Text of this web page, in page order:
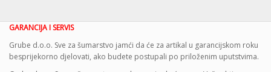
GARANCIJA I SERVIS
Grube d.o.o. Sve za šumarstvo jamći da će za artikal u garancijskom roku
besprijekorno djelovati, ako budete postupali po priloženim uputstvima.